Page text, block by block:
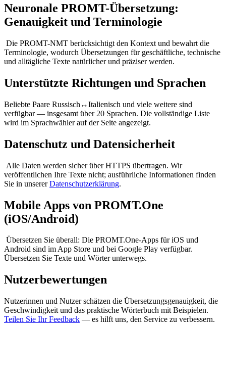
Neuronale PROMT-Übersetzung:
Genauigkeit und Terminologie
Die PROMT-NMT berücksichtigt den Kontext und bewahrt die
Terminologie, wodurch Übersetzungen für geschäftliche, technische
und alltägliche Texte natürlicher und präziser werden.
Unterstützte Richtungen und Sprachen
Beliebte Paare Russisch↔Italienisch und viele weitere sind
verfügbar — insgesamt über 20 Sprachen. Die vollständige Liste
wird im Sprachwähler auf der Seite angezeigt.
Datenschutz und Datensicherheit
Alle Daten werden sicher über HTTPS übertragen. Wir
veröffentlichen Ihre Texte nicht; ausführliche Informationen finden
Sie in unsererDatenschutzerklärung.
Mobile Apps von PROMT.One
(iOS/Android)
Übersetzen Sie überall: Die PROMT.One-Apps für iOS und
Android sind im App Store und bei Google Play verfügbar.
Übersetzen Sie Texte und Wörter unterwegs.
Nutzerbewertungen
Nutzerinnen und Nutzer schätzen die Übersetzungsgenauigkeit, die
Geschwindigkeit und das praktische Wörterbuch mit Beispielen.
Teilen Sie Ihr Feedback — es hilft uns, den Service zu verbessern.